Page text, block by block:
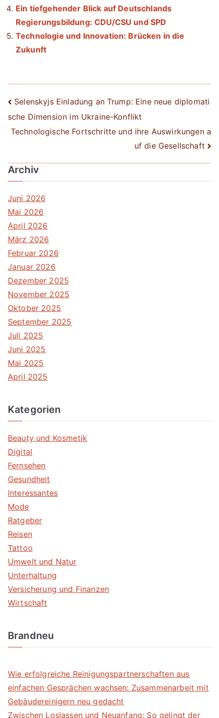
Ein tiefgehender Blick auf Deutschlands
Regierungsbildung: CDU/CSU und SPD
Technologie und Innovation: Brücken in die
Zukunft
Beitrags-
Navigation
Selenskyjs Einladung an Trump: Eine neue diplomati
sche Dimension im Ukraine-Konflikt
Technologische Fortschritte und ihre Auswirkungen a
uf die Gesellschaft
Archiv
Juni 2026
Mai 2026
April 2026
März 2026
Februar 2026
Januar 2026
Dezember 2025
November 2025
Oktober 2025
September 2025
Juli 2025
Juni 2025
Mai 2025
April 2025
Kategorien
Beauty und Kosmetik
Digital
Fernsehen
Gesundheit
Interessantes
Mode
Ratgeber
Reisen
Tattoo
Umwelt und Natur
Unterhaltung
Versicherung und Finanzen
Wirtschaft
Brandneu
Wie erfolgreiche Reinigungspartnerschaften aus
einfachen Gesprächen wachsen: Zusammenarbeit mit
Gebäudereinigern neu gedacht
Zwischen Loslassen und Neuanfang: So gelingt der